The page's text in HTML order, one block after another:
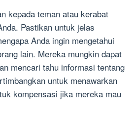
kepada teman atau kerabat
Pastikan untuk jelas
Anda ingin mengetahui
lain. Mereka mungkin dapat
mencari tahu informasi tentang
untuk menawarkan
kompensasi jika mereka mau